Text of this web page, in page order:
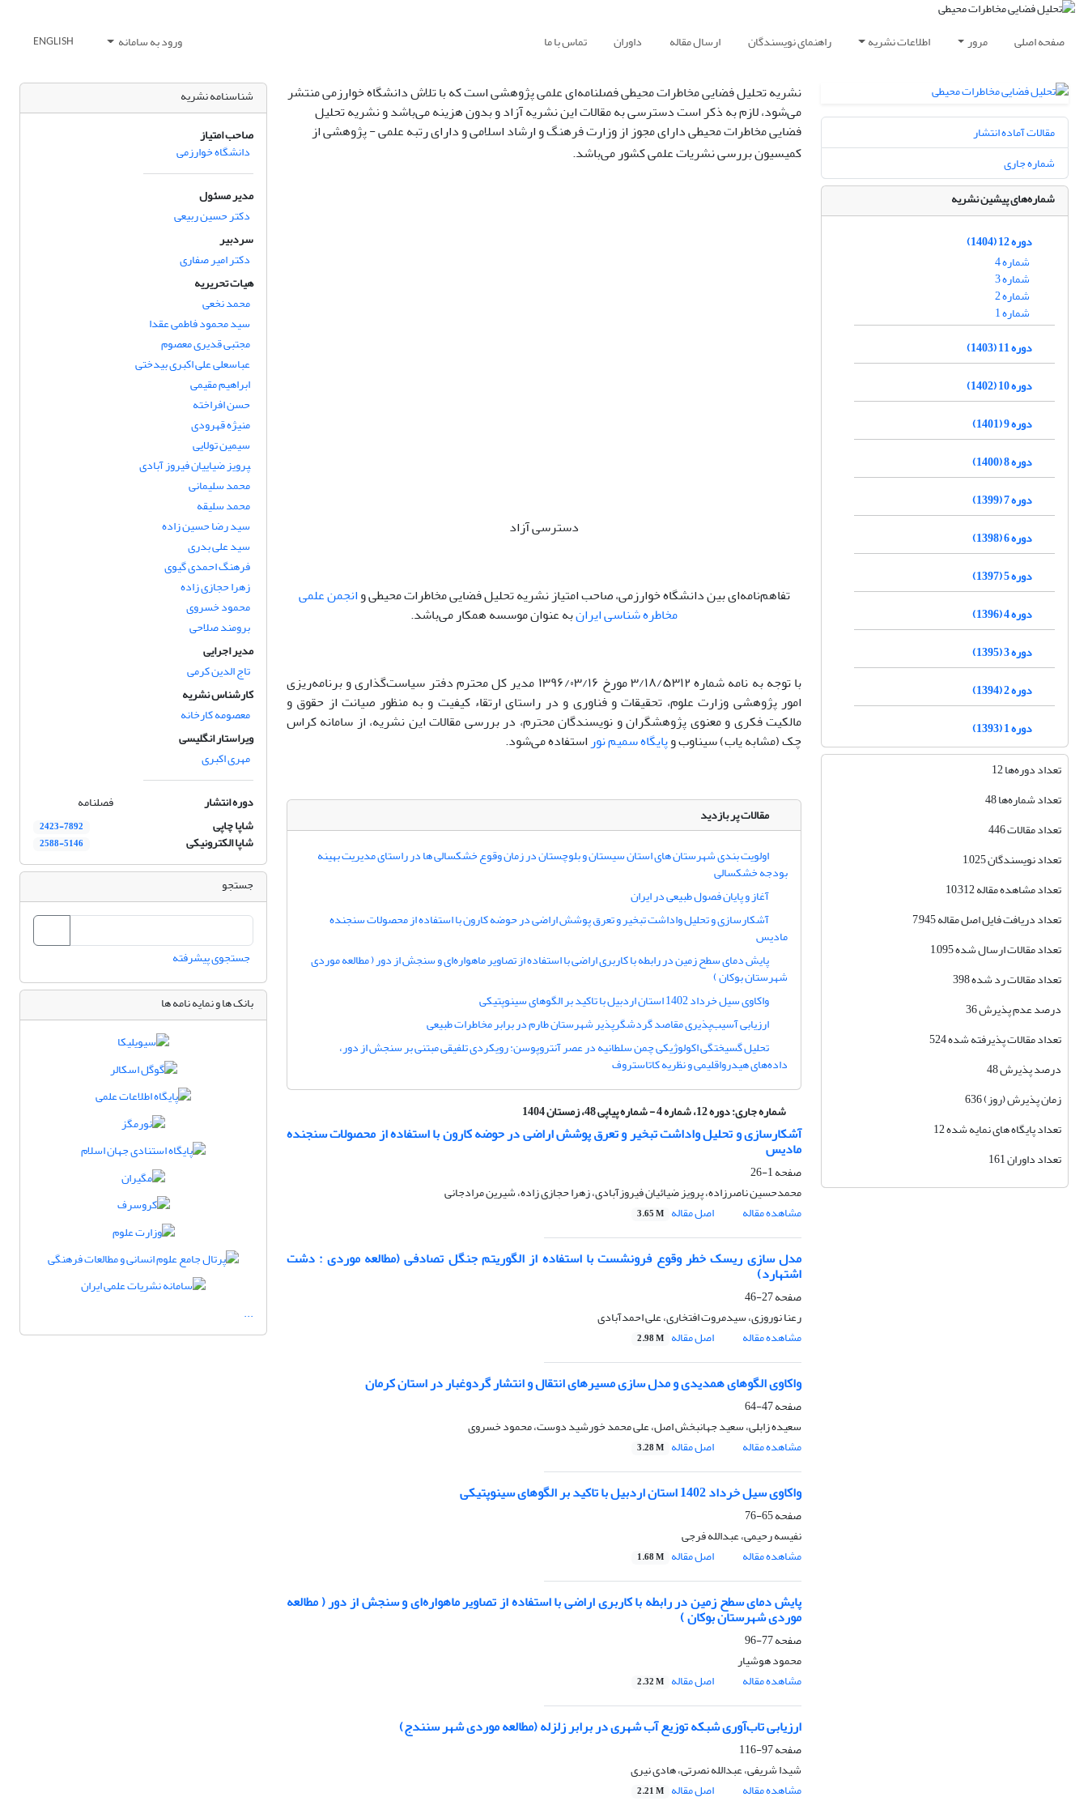
صفحه اصلی مرور اطلاعات نشریه راهنمای نویسندگان ارسال مقاله داوران تماس با ما ورود به سامانه ENGLISH
مقالات آماده انتشار
شماره جاری
شماره‌های پیشین نشریه
دوره 12 (1404)
شماره 4
شماره 3
شماره 2
شماره 1
دوره 11 (1403)
دوره 10 (1402)
دوره 9 (1401)
دوره 8 (1400)
دوره 7 (1399)
دوره 6 (1398)
دوره 5 (1397)
دوره 4 (1396)
دوره 3 (1395)
دوره 2 (1394)
دوره 1 (1393)
تعداد دوره‌ها 12
تعداد شماره‌ها 48
تعداد مقالات 446
تعداد نویسندگان 1,025
تعداد مشاهده مقاله 10,312
تعداد دریافت فایل اصل مقاله 7,945
تعداد مقالات ارسال شده 1,095
تعداد مقالات رد شده 398
درصد عدم پذیرش 36
تعداد مقالات پذیرفته شده 524
درصد پذیرش 48
زمان پذیرش (روز) 636
تعداد پایگاه های نمایه شده 12
تعداد داوران 161
نشریه تحلیل فضایی مخاطرات محیطی فصلنامه‌ای علمی پژوهشی است که با تلاش دانشگاه خوارزمی منتشر
می‌شود، لازم به ذکر است دسترسی به مقالات این نشریه آزاد و بدون هزینه می‌باشد و نشریه تحلیل
فضایی مخاطرات محیطی دارای مجوز از وزارت فرهنگ و ارشاد اسلامی و دارای رتبه علمی - پژوهشی از
کمیسیون بررسی نشریات علمی کشور می‌باشد.
دسترسی آزاد
تفاهم‌نامه‌ای بین دانشگاه خوارزمی، صاحب امتیاز نشریه تحلیل فضایی مخاطرات محیطی وانجمن علمی
مخاطره شناسی ایرانبه عنوان موسسه همکار می‌باشد.
با توجه به نامه شماره ۳/۱۸/۵۳۱۲ مورخ ۱۳۹۶/۰۳/۱۶ مدیر کل محترم دفتر سیاست‌گذاری و برنامه‌ریزی
امور پژوهشی وزارت علوم، تحقیقات و فناوری و در راستای ارتقاء کیفیت و به منظور صیانت از حقوق و
مالکیت فکری و معنوی پژوهشگران و نویسندگان محترم، در بررسی مقالات این نشریه، از سامانه کراس
چک (مشابه یاب) سیناوب وپایگاه سمیم نوراستفاده می‌شود.
مقالات پر بازدید
اولویت بندی شهرستان های استان سیستان و بلوچستان در زمان وقوع خشکسالی ها در راستای مدیریت بهینه
بودجه خشکسالی
آغاز و پایان فصول طبیعی در ایران
آشکارسازی و تحلیل واداشت تبخیر و تعرق پوشش اراضی در حوضه کارون با استفاده از محصولات سنجنده
مادیس
پایش دمای سطح زمین در رابطه با کاربری اراضی با استفاده از تصاویر ماهواره‌ای و سنجش از دور ( مطالعه موردی
شهرستان بوکان )
واکاوی سیل خرداد 1402 استان اردبیل با تاکید بر الگوهای سینوپتیکی
ارزیابی آسیب‌‌پذیری مقاصد گردشگرپذیر شهرستان طارم در برابر مخاطرات طبیعی
تحلیل گسیختگی اکولوژیکی چمن سلطانیه در عصر آنتروپوسن: رویکردی تلفیقی مبتنی بر سنجش از دور،
داده‌های هیدرواقلیمی و نظریه کاتاستروف
شماره جاری:دوره 12، شماره 4 - شماره پیاپی 48، زمستان 1404
آشکارسازی و تحلیل واداشت تبخیر و تعرق پوشش اراضی در حوضه کارون با استفاده از محصولات سنجنده
مادیس
صفحه1-26
محمدحسین ناصرزاده، پرویز ضیائیان فیروزآبادی، زهرا حجازی زاده، شیرین مرادجانی
مشاهده مقاله
اصل مقاله 3.65 M
مدل سازی ریسک خطر وقوع فرونشست با استفاده از الگوریتم جنگل تصادفی (مطالعه موردی : دشت
اشتهارد)
صفحه27-46
رعنا نوروزی، سیدمروت افتخاری، علی احمدآبادی
مشاهده مقاله
اصل مقاله 2.98 M
واکاوی الگوهای همدیدی و مدل سازی مسیرهای انتقال و انتشار گردوغبار در استان کرمان
صفحه47-64
سعیده زابلی، سعید جهانبخش اصل، علی محمد خورشید دوست، محمود خسروی
مشاهده مقاله
اصل مقاله 3.28 M
واکاوی سیل خرداد 1402 استان اردبیل با تاکید بر الگوهای سینوپتیکی
صفحه65-76
نفیسه رحیمی، عبدالله فرجی
مشاهده مقاله
اصل مقاله 1.68 M
پایش دمای سطح زمین در رابطه با کاربری اراضی با استفاده از تصاویر ماهواره‌ای و سنجش از دور ( مطالعه
موردی شهرستان بوکان )
صفحه77-96
محمود هوشیار
مشاهده مقاله
اصل مقاله 2.32 M
ارزیابی تاب‌آوری شبکه توزیع آب شهری در برابر زلزله (مطالعه موردی شهر سنندج)
صفحه97-116
شیدا شریفی، عبدالله نصرتی، هادی نیری
مشاهده مقاله
اصل مقاله 2.21 M
شناسنامه نشریه
صاحب امتیاز
دانشگاه خوارزمی
مدیر مسئول
دکتر حسین ربیعی
سردبیر
دکتر امیر صفاری
هیات تحریریه
محمد نخعی
سید محمود فاطمی عقدا
مجتبی قدیری معصوم
عباسعلی علی اکبری بیدختی
ابراهیم مقیمی
حسن افراخته
منیژه قهرودی
سیمین تولایی
‍‍‍‍‍‍‍‍‍‍‍‍‍‍‍‍‍‍‍‍‍‍‍‍‍‍‍‍‍پرویز ضیاییان فیروز آبادی
محمد سلیمانی
محمد سلیقه
سید رضا حسین زاده
سید علی بدری
فرهنگ احمدی گیوی
زهرا حجازی زاده
محمود خسروی
برومند صلاحی
مدیر اجرایی
تاج الدین کرمی
کارشناس نشریه
معصومه کارخانه
ویراستار انگلیسی
مهری اکبری
دوره انتشار
فصلنامه
شاپا چاپی
2423-7892
شاپا الکترونیکی 2588-5146
جستجو
جستجوی پیشرفته
بانک ها و نمایه نامه ها
...